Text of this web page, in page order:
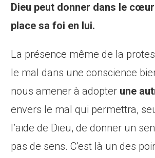
Dieu peut donner dans le
place sa foi en lui.
La présence même de la
le mal dans une conscience
nous amener à adopter une
envers le mal qui permettra,
l’aide de Dieu, de donner un
pas de sens. C’est là un des